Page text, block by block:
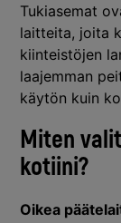
Tukiasemat
laitteita, joita
kiinteistöjen
laajemman
käytön kuin
Miten
kotiini?
Oikea